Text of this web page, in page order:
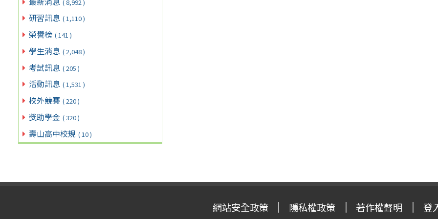
( 8,992 )
研習訊息 ( 1,110 )
榮譽榜 ( 141 )
學生消息 ( 2,048 )
考試訊息 ( 205 )
活動訊息 ( 1,531 )
校外競賽 ( 220 )
獎助學金 ( 320 )
壽山高中校規 ( 10 )
網站安全政策 隱私權政策 著作權聲明 登